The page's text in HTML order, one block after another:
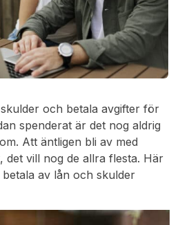
och betala avgifter för
spenderat är det nog aldrig
Att äntligen bli av med
det vill nog de allra flesta. Här
av lån och skulder